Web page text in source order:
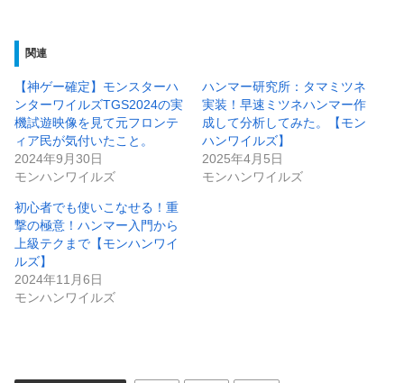
関連
【神ゲー確定】モンスターハ
ンターワイルズTGS2024の実
機試遊映像を見て元フロンテ
ィア民が気付いたこと。
2024年9月30日
モンハンワイルズ
ハンマー研究所：タマミツネ
実装！早速ミツネハンマー作
成して分析してみた。【モン
ハンワイルズ】
2025年4月5日
モンハンワイルズ
初心者でも使いこなせる！重
撃の極意！ハンマー入門から
上級テクまで【モンハンワイ
ルズ】
2024年11月6日
モンハンワイルズ